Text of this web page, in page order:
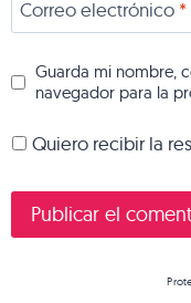
Correo electrónico *
Guarda mi nombre,
navegador para la
Quiero recibir la